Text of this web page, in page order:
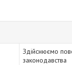
Здійснюємо
законодавства